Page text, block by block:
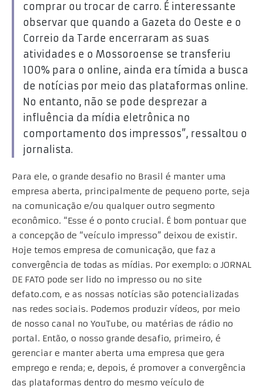
comprar ou trocar de carro. É interessante
observar que quando a Gazeta do Oeste e o
Correio da Tarde encerraram as suas
atividades e o Mossoroense se transferiu
100% para o online, ainda era tímida a busca
de notícias por meio das plataformas online.
No entanto, não se pode desprezar a
influência da mídia eletrônica no
comportamento dos impressos”, ressaltou o
jornalista.
Para ele, o grande desafio no Brasil é manter uma
empresa aberta, principalmente de pequeno porte, seja
na comunicação e/ou qualquer outro segmento
econômico. “Esse é o ponto crucial. É bom pontuar que
a concepção de “veículo impresso” deixou de existir.
Hoje temos empresa de comunicação, que faz a
convergência de todas as mídias. Por exemplo: o JORNAL
DE FATO pode ser lido no impresso ou no site
defato.com, e as nossas notícias são potencializadas
nas redes sociais. Podemos produzir vídeos, por meio
de nosso canal no YouTube, ou matérias de rádio no
portal. Então, o nosso grande desafio, primeiro, é
gerenciar e manter aberta uma empresa que gera
emprego e renda; e, depois, é promover a convergência
das plataformas dentro do mesmo veículo de